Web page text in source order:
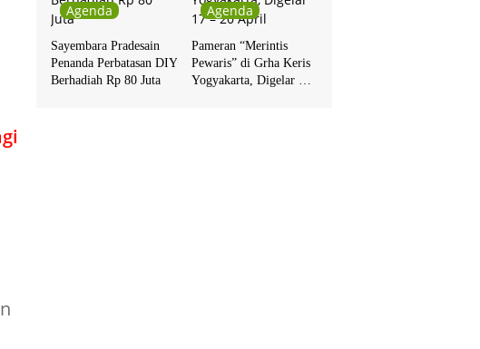
Agenda
Sayembara Pradesain
Penanda Perbatasan DIY
Berhadiah Rp 80 Juta
Agenda
Pameran “Merintis
Pewaris” di Grha Keris
Yogyakarta, Digelar 17